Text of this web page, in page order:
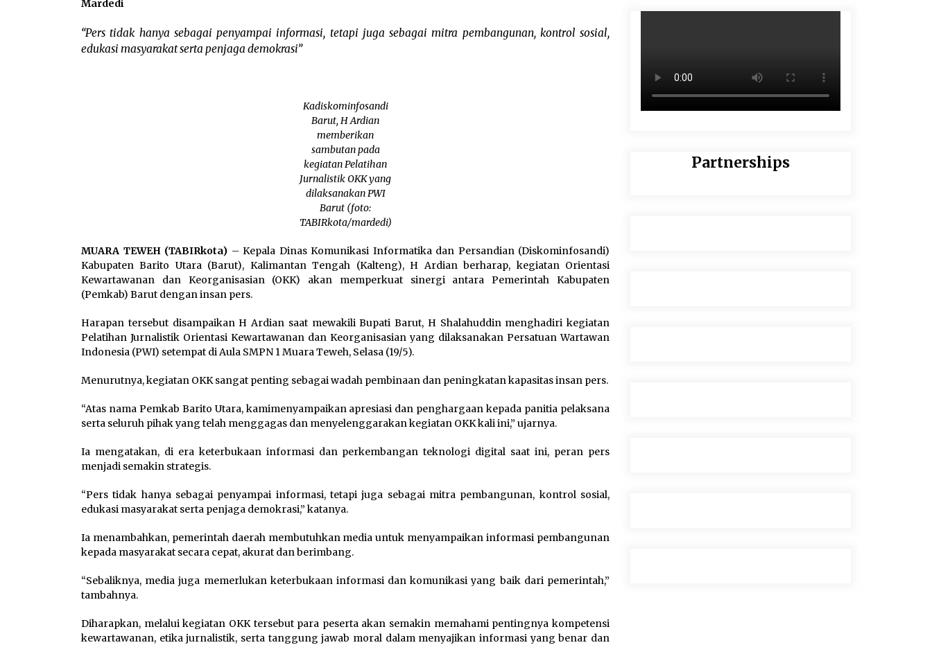
“Pers tidak hanya sebagai penyampai informasi, tetapi juga sebagai mitra pembangunan, kontrol sosial,
edukasi masyarakat serta penjaga demokrasi”
Kadiskominfosandi
Barut, H Ardian
memberikan
sambutan pada
kegiatan Pelatihan
Jurnalistik OKK yang
dilaksanakan PWI
Barut (foto:
TABIRkota/mardedi)
MUARA TEWEH (TABIRkota) – Kepala Dinas Komunikasi Informatika dan Persandian (Diskominfosandi)
Kabupaten Barito Utara (Barut), Kalimantan Tengah (Kalteng), H Ardian berharap, kegiatan Orientasi
Kewartawanan dan Keorganisasian (OKK) akan memperkuat sinergi antara Pemerintah Kabupaten
(Pemkab) Barut dengan insan pers.
Harapan tersebut disampaikan H Ardian saat mewakili Bupati Barut, H Shalahuddin menghadiri kegiatan
Pelatihan Jurnalistik Orientasi Kewartawanan dan Keorganisasian yang dilaksanakan Persatuan Wartawan
Indonesia (PWI) setempat di Aula SMPN 1 Muara Teweh, Selasa (19/5).
Menurutnya, kegiatan OKK sangat penting sebagai wadah pembinaan dan peningkatan kapasitas insan pers.
“Atas nama Pemkab Barito Utara, kamimenyampaikan apresiasi dan penghargaan kepada panitia pelaksana
serta seluruh pihak yang telah menggagas dan menyelenggarakan kegiatan OKK kali ini,” ujarnya.
Ia mengatakan, di era keterbukaan informasi dan perkembangan teknologi digital saat ini, peran pers
menjadi semakin strategis.
“Pers tidak hanya sebagai penyampai informasi, tetapi juga sebagai mitra pembangunan, kontrol sosial,
edukasi masyarakat serta penjaga demokrasi,” katanya.
Ia menambahkan, pemerintah daerah membutuhkan media untuk menyampaikan informasi pembangunan
kepada masyarakat secara cepat, akurat dan berimbang.
“Sebaliknya, media juga memerlukan keterbukaan informasi dan komunikasi yang baik dari pemerintah,”
tambahnya.
Diharapkan, melalui kegiatan OKK tersebut para peserta akan semakin memahami pentingnya kompetensi
kewartawanan, etika jurnalistik, serta tanggung jawab moral dalam menyajikan informasi yang benar dan
Partnerships